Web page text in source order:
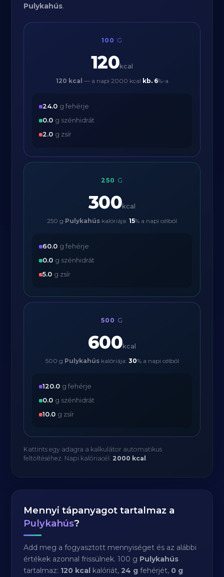
Pulykahús.
100 G
120kcal
120 kcal — a napi 2000 kcal kb. 6%-a
24.0 g fehérje
0.0 g szénhidrát
2.0 g zsír
250 G
300kcal
250 g Pulykahús kalóriája: 15% a napi célból
60.0 g fehérje
0.0 g szénhidrát
5.0 g zsír
500 G
600kcal
500 g Pulykahúskalóriája: 30% a napi célból
120.0 g fehérje
0.0 g szénhidrát
10.0 g zsír
Kattints egy adagra a kalkulátor automatikus
feltöltéséhez. Napi kalóriacél: 2000 kcal .
Mennyi tápanyagot tartalmaz a
Pulykahús?
Add meg a fogyasztott mennyiséget és az alábbi
értékek azonnal frissülnek. 100 g Pulykahús
tartalmaz: 120 kcal kalóriát,24 g fehérjét, 0 g